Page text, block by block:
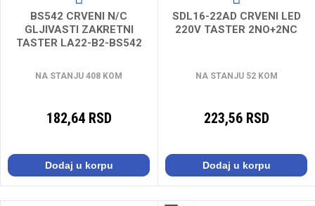
BS542 CRVENI N/C
GLJIVASTI ZAKRETNI
TASTER LA22-B2-BS542
NA STANJU 408 KOM
182,64 RSD
Dodaj u korpu
SDL16-22AD CRVENI LED
220V TASTER 2NO+2NC
NA STANJU 52 KOM
223,56 RSD
Dodaj u korpu